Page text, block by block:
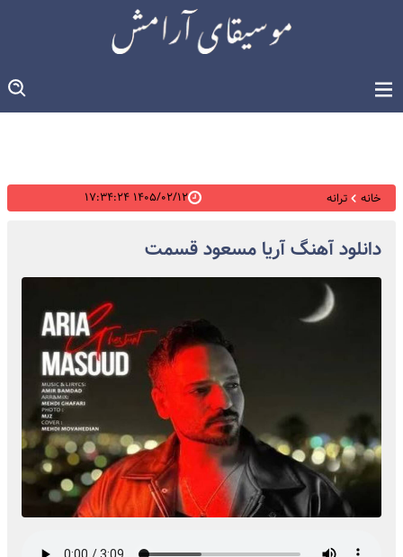
خانه ترانه ۱۴۰۵/۰۲/۱۲ ۱۷:۳۴:۲۴
دانلود آهنگ آریا مسعود قسمت